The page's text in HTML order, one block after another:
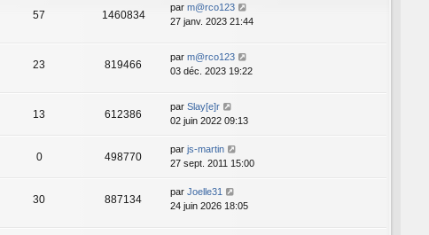
57 1460834
par m@rco123
27 janv. 2023 21:44
23 819466
par m@rco123
03 déc. 2023 19:22
13 612386
par Slay[e]r
02 juin 2022 09:13
0 498770
par js-martin
27 sept. 2011 15:00
30 887134
par Joelle31
24 juin 2026 18:05